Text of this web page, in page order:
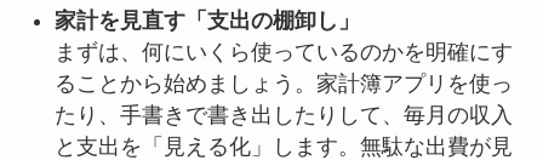
家計を見直す「支出の棚卸し」
まずは、何にいくら使っているのかを明確にす
ることから始めましょう。家計簿アプリを使っ
たり、手書きで書き出したりして、毎月の収入
と支出を「見える化」します。無駄な出費が見